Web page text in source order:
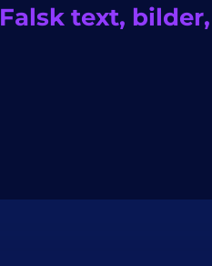
Falsk text,